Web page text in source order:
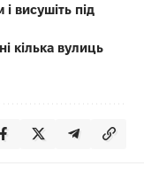
висушіть під
кілька вулиць